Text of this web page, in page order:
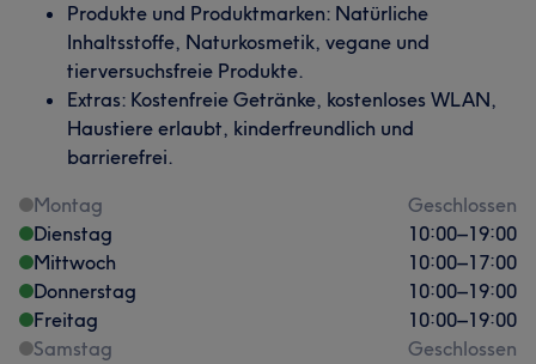
Produkte und Produktmarken: Natürliche
Inhaltsstoffe, Naturkosmetik, vegane und
tierversuchsfreie Produkte.
Extras: Kostenfreie Getränke, kostenloses WLAN,
Haustiere erlaubt, kinderfreundlich und
barrierefrei.
Montag
Geschlossen
Dienstag
10:00–19:00
Mittwoch
10:00–17:00
Donnerstag
10:00–19:00
Freitag
10:00–19:00
Samstag
Geschlossen